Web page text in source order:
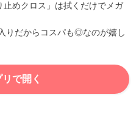
o
止めクロス」は拭くだけでメガ
りだからコスパも◎なのが嬉し
で開く